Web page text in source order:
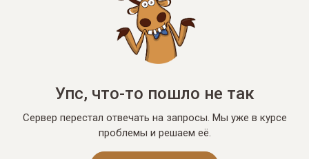
Упс, что-то пошло не так
Сервер перестал отвечать на запросы. Мы уже в курсе
проблемы и решаем её.